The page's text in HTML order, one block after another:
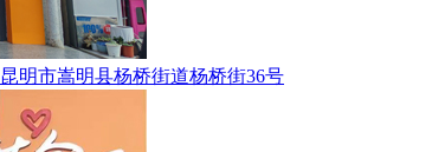
昆明市嵩明县杨桥街道杨桥街36号